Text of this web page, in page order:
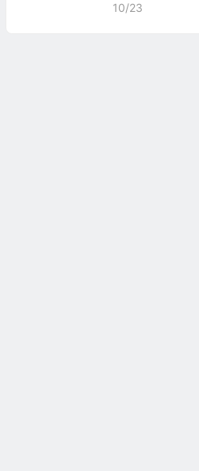
10/23